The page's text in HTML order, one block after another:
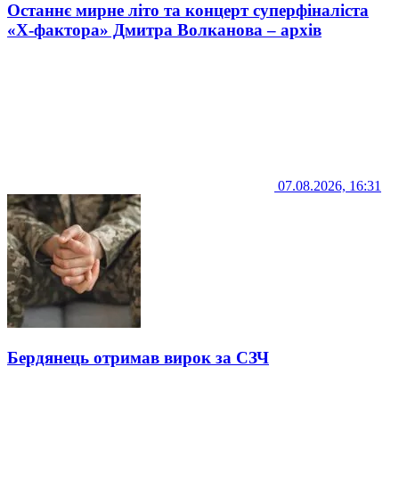
Останнє мирне літо та концерт суперфіналіста
«Х-фактора» Дмитра Волканова – архів
07.08.2026, 16:31
Бердянець отримав вирок за СЗЧ